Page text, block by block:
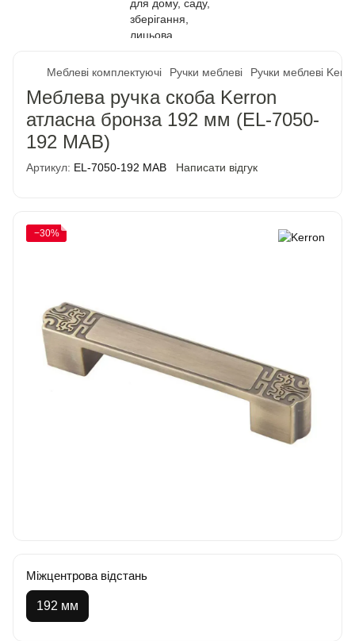
Меблеві комплектуючі Ручки меблеві Ручки меблеві
Меблева ручка скоба Kerron
атласна бронза 192 мм (EL-7050-
192 MAB)
Артикул: EL-7050-192 MAB Написати відгук
−30%
Міжцентрова відстань
192 мм